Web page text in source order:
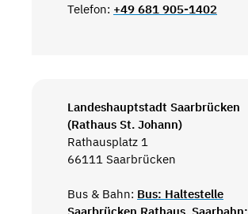
Telefon: +49 681 905-1402
Landeshauptstadt Saarbrücken
(Rathaus St. Johann)
Rathausplatz 1
66111 Saarbrücken
Bus & Bahn: Bus: Haltestelle